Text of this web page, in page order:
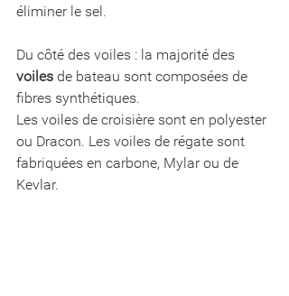
éliminer le sel.
Du côté des voiles : la majorité des
voiles de bateau sont composées de
fibres synthétiques.
Les voiles de croisière sont en polyester
ou Dracon. Les voiles de régate sont
fabriquées en carbone, Mylar ou de
Kevlar.